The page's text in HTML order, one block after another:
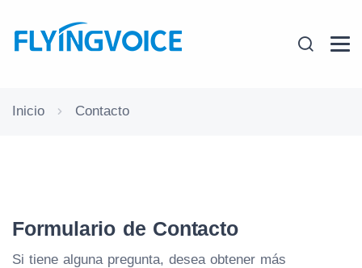
Inicio Contacto
Formulario de Contacto
Si tiene alguna pregunta, desea obtener más